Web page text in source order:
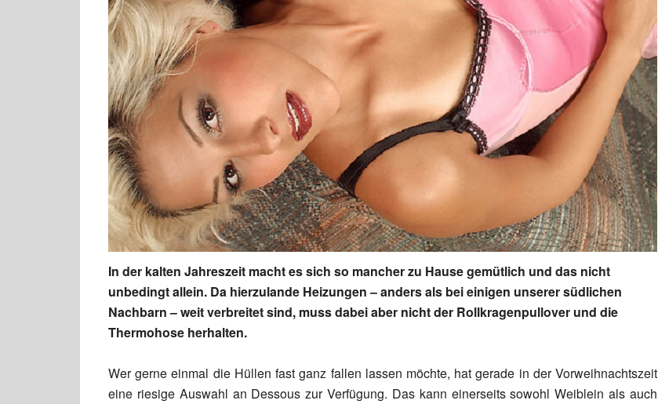
In der kalten Jahreszeit macht es sich so mancher zu Hause gemütlich und das nicht
unbedingt allein. Da hierzulande Heizungen – anders als bei einigen unserer südlichen
Nachbarn – weit verbreitet sind, muss dabei aber nicht der Rollkragenpullover und die
Thermohose herhalten.
Wer gerne einmal die Hüllen fast ganz fallen lassen möchte, hat gerade in der Vorweihnachtszeit
eine riesige Auswahl an Dessous zur Verfügung. Das kann einerseits sowohl Weiblein als auch